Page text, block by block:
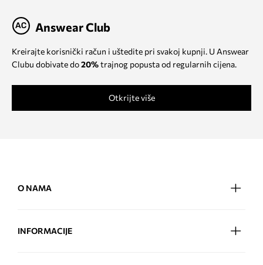
Answear Club
Kreirajte korisnički račun i uštedite pri svakoj kupnji. U Answear
Clubu dobivate do20%trajnog popusta od regularnih cijena.
Otkrijte više
O NAMA
INFORMACIJE